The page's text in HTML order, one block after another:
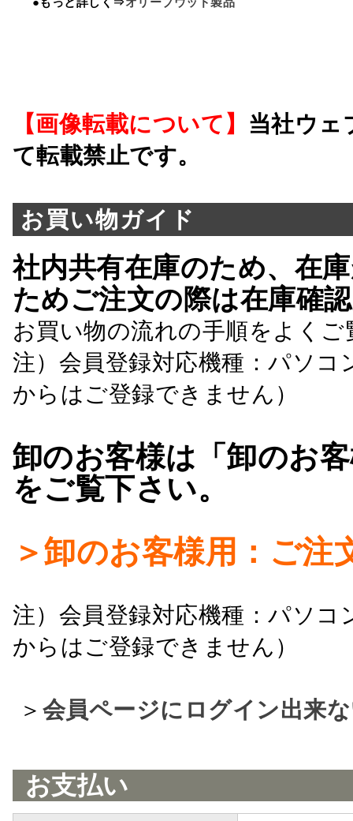
【画像転載について】 当社ウェ
て転載禁止です。
お買い物ガイド
社内共有在庫のため、在
ためご注文の際は在庫確
お買い物の流れの手順をよくご
注）会員登録対応機種：パソ
からはご登録できません）
卸のお客様は「卸のお
をご覧下さい。
＞卸のお客様用：ご注
注）会員登録対応機種：パソ
からはご登録できません）
＞ 会員ページにログイン出来
お支払い